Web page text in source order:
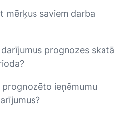
mērķus saviem darba
prognozes skatā
prognozēto ieņēmumu